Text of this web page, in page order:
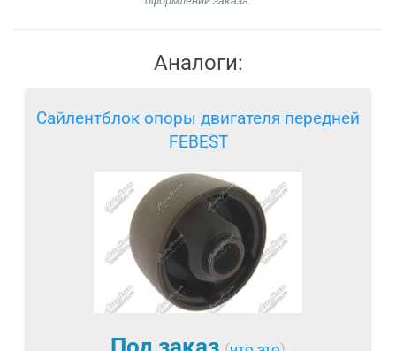
Аналоги:
Сайлентблок опоры двигателя передней
FEBEST